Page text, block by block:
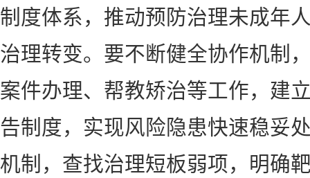
制度体系，推动预防治理未成年
治理转变。要不断健全协作机制
案件办理、帮教矫治等工作，建
告制度，实现风险隐患快速稳妥
机制，查找治理短板弱项，明确